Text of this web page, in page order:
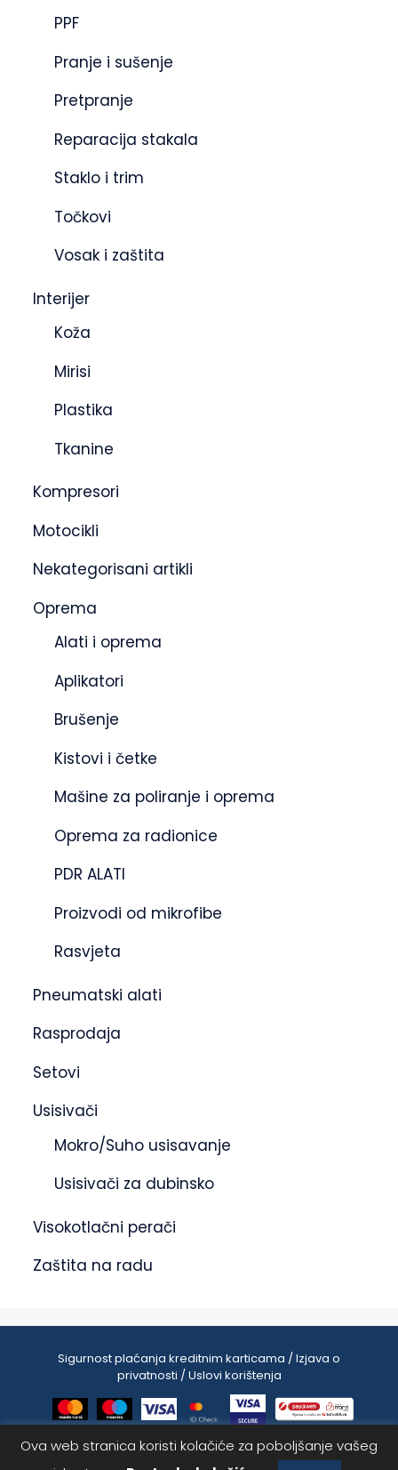
PPF
Pranje i sušenje
Pretpranje
Reparacija stakala
Staklo i trim
Točkovi
Vosak i zaštita
Interijer
Koža
Mirisi
Plastika
Tkanine
Kompresori
Motocikli
Nekategorisani artikli
Oprema
Alati i oprema
Aplikatori
Brušenje
Kistovi i četke
Mašine za poliranje i oprema
Oprema za radionice
PDR ALATI
Proizvodi od mikrofibe
Rasvjeta
Pneumatski alati
Rasprodaja
Setovi
Usisivači
Mokro/Suho usisavanje
Usisivači za dubinsko
Visokotlačni perači
Zaštita na radu
Sigurnost plaćanja kreditnim karticama / Izjava o
privatnosti / Uslovi korištenja
14.50KM
Dodaj u korpu
Ova web stranica koristi kolačiće za poboljšanje vašeg